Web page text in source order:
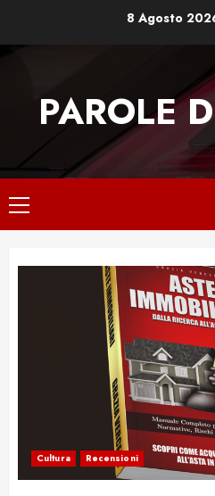
8 Agosto
PAROLE
Primary
Menu
Cultura Recensioni